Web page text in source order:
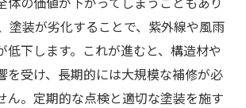
塗装が劣化することで、紫外線や風雨
低下します。これが進むと、構造材や
を受け、長期的には大規模な補修が必
ん。定期的な点検と適切な塗装を施す